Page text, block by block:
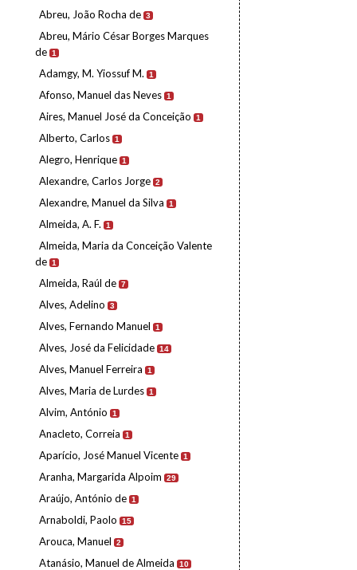
Abreu, João Rocha de 3
Abreu, Mário César Borges Marques
de 1
Adamgy, M. Yiossuf M. 1
Afonso, Manuel das Neves 1
Aires, Manuel José da Conceição 1
Alberto, Carlos 1
Alegro, Henrique 1
Alexandre, Carlos Jorge 2
Alexandre, Manuel da Silva 1
Almeida, A. F. 1
Almeida, Maria da Conceição Valente
de 1
Almeida, Raúl de 7
Alves, Adelino 3
Alves, Fernando Manuel 1
Alves, José da Felicidade 14
Alves, Manuel Ferreira 1
Alves, Maria de Lurdes 1
Alvim, António 1
Anacleto, Correia 1
Aparício, José Manuel Vicente 1
Aranha, Margarida Alpoim 29
Araújo, António de 1
Arnaboldi, Paolo 15
Arouca, Manuel 2
Atanásio, Manuel de Almeida 10